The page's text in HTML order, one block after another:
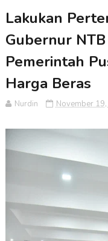
Lakukan
Gubernur
Pemerintah
Harga Beras
Nurdin November